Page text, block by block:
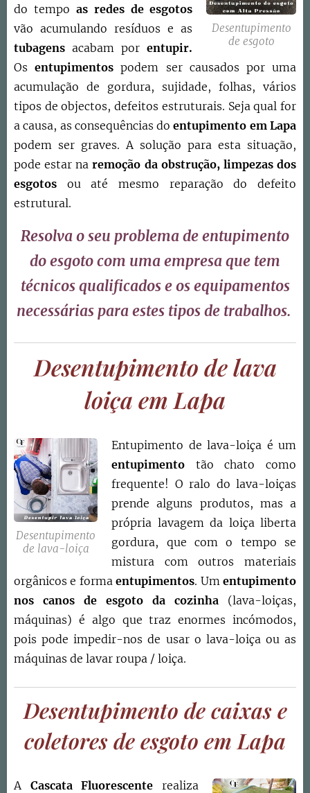
Desentupimento
de esgoto
do tempo as redes de esgotos
vão acumulando resíduos e as
tubagens acabam porentupir.
Osentupimentos podem ser causados por uma
acumulação de gordura, sujidade, folhas, vários
tipos de objectos, defeitos estruturais. Seja qual for
a causa, as consequências doentupimento emLapa
podem ser graves. A solução para esta situação,
pode estar naremoção da obstrução, limpezas dos
esgotos ou até mesmo reparação do defeito
estrutural.
Resolva o seu problema de entupimento
do esgoto com uma empresa que tem
técnicos qualificados e os equipamentos
necessárias para estes tipos de trabalhos.
Desentupimento de lava
loiça em Lapa
Desentupimento
de lava-loiça
Entupimento de lava-loiça é um
entupimento tão chato como
frequente! O ralo do lava-loiças
prende alguns produtos, mas a
própria lavagem da loiça liberta
gordura, que com o tempo se
mistura com outros materiais
orgânicos e formaentupimentos. Umentupimento
nos canos de esgoto da cozinha (lava-loiças,
máquinas) é algo que traz enormes incómodos,
pois pode impedir-nos de usar o lava-loiça ou as
máquinas de lavar roupa / loiça.
Desentupimento de caixas e
coletores de esgoto em Lapa
A Cascata Fluorescente realiza